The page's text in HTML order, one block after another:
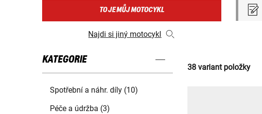
TO JE MŮJ MOTOCYKL
Najdi si jiný motocykl
KATEGORIE
Spotřební a náhr. díly (10)
Péče a údržba (3)
38 variant položky